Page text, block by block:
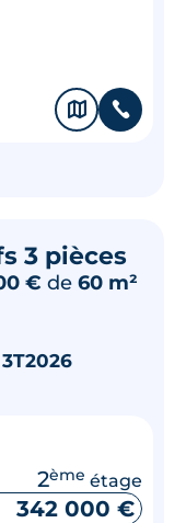
🗞 📞
3 pièces
€ de 60 m²
3T2026
2ème étage
342 000 €